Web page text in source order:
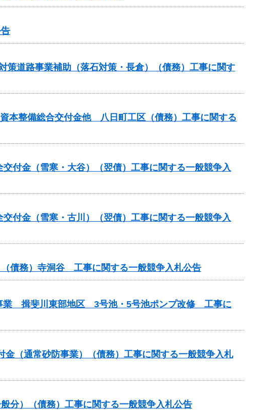
道路事業補助（落石対策・長倉）（債務）工事に関す
本整備総合交付金他 八日町工区（債務）工事に関する
付金（雪寒・大谷）（翌債）工事に関する一般競争入
付金（雪寒・古川）（翌債）工事に関する一般競争入
債務）寺洞谷 工事に関する一般競争入札公告
業 揖斐川東部地区 3号池・5号池ポンプ改修 工事に
（通常砂防事業）（債務）工事に関する一般競争入札
分）（債務）工事に関する一般競争入札公告